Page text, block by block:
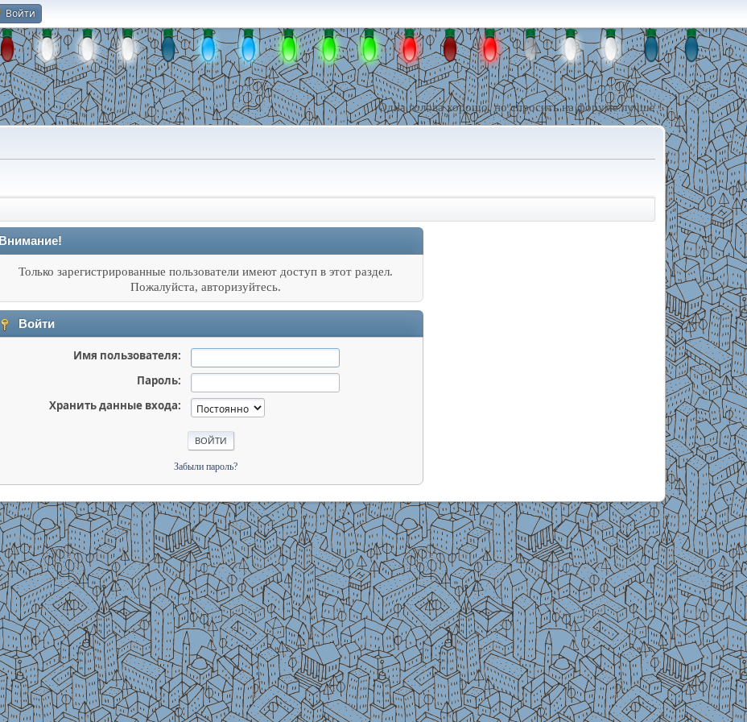
Войти
Одна голова хорошо, но спросить на форуме лучше !
Внимание!
Только зарегистрированные пользователи имеют доступ в этот раздел.
Пожалуйста, авторизуйтесь.
Войти
Имя пользователя:
Пароль:
Хранить данные входа:
Забыли пароль?